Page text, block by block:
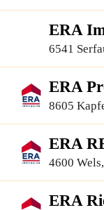
ERA
6541
ERA
8605
ERA
4600
ERA